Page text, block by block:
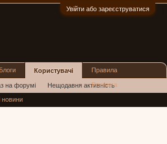
Увійти або зареєструватися
Блоги Користувачі
на форумі Нещодавня активність
Правила
Реклама
новини